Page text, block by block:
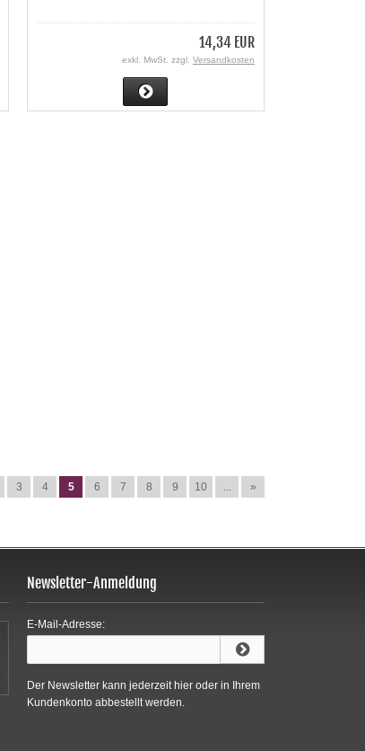
14,34 EUR
exkl. MwSt. zzgl. Versandkosten
3 4 5 6 7 8 9 10 ... »
Newsletter-Anmeldung
E-Mail-Adresse:
Der Newsletter kann jederzeit hier oder in Ihrem
Kundenkonto abbestellt werden.